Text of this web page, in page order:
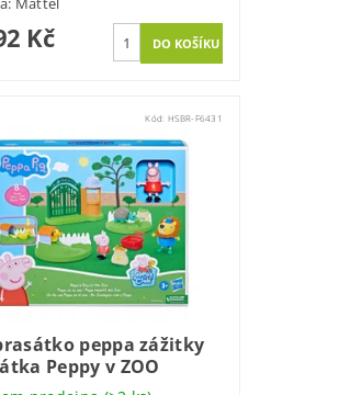
Kč
Kód: HSBR-F6431
peppa zážitky
Peppy v ZOO